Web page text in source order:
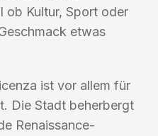
ob Kultur, Sport oder
etwas
ist vor allem für
Die Stadt beherbergt
Renaissance-